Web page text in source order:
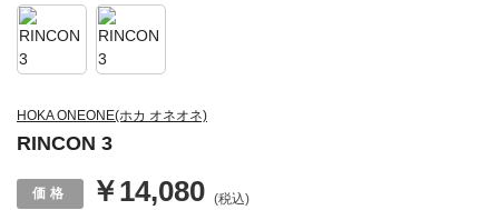
HOKA ONEONE(ホカ オネオネ)
RINCON 3
￥14,080 (税込)